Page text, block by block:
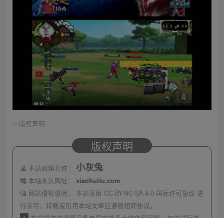
© 版权声明
版权声明
本站网络名称： 小灰兔
本站永久网址：
xiaohuitu.com
网站侵权说明：
本站采用 CC BY-NC-SA 4.0 国际许可协议 进
行许可，转载或引用本站文章应遵循相同协议。